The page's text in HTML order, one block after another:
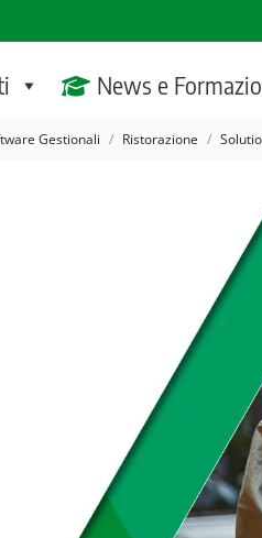
News e
Gestionali Ristorazione